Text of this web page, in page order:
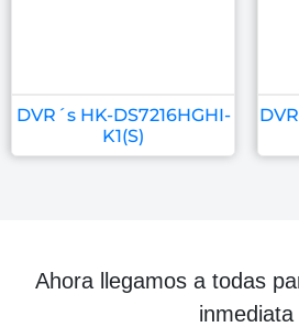
DVR´s HK-DS7216HGHI-
K1(S)
Ahora llegamos a todas
inmediata